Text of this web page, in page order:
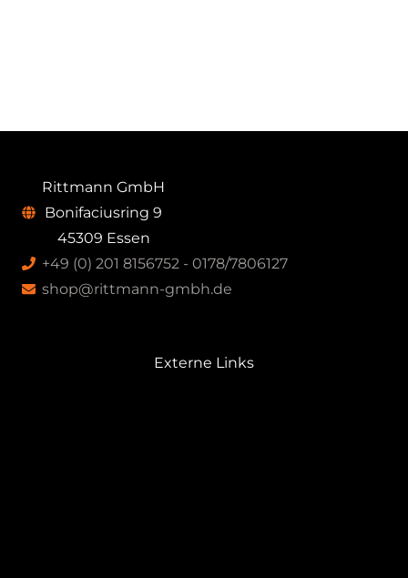
Rittmann GmbH
Bonifaciusring 9
45309 Essen
+49 (0) 201 8156752 - 0178/7806127
shop@rittmann-gmbh.de
Externe Links